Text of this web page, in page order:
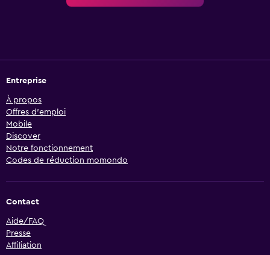
Entreprise
À propos
Offres d’emploi
Mobile
Discover
Notre fonctionnement
Codes de réduction momondo
Contact
Aide/FAQ
Presse
Affiliation